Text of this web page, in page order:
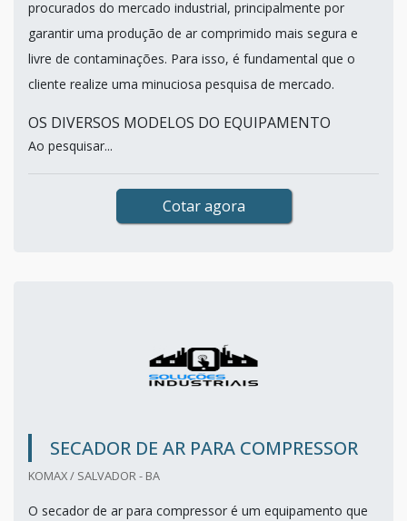
procurados do mercado industrial, principalmente por
garantir uma produção de ar comprimido mais segura e
livre de contaminações. Para isso, é fundamental que o
cliente realize uma minuciosa pesquisa de mercado.
OS DIVERSOS MODELOS DO EQUIPAMENTO
Ao pesquisar...
Cotar agora
SECADOR DE AR PARA COMPRESSOR
KOMAX / SALVADOR - BA
O secador de ar para compressor é um equipamento que